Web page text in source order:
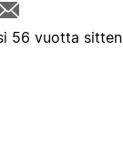
56 vuotta sitten